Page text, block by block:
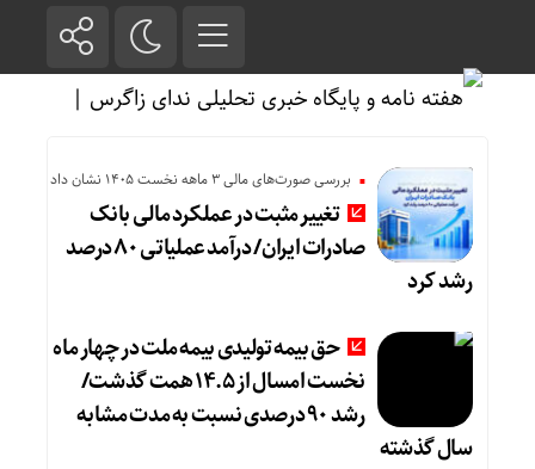
بررسی صورت‌های مالی 3 ماهه نخست 1405 نشان داد
تغییر مثبت در عملکرد مالی بانک
صادرات ایران/ درآمد عملیاتی ۸۰ درصد
رشد کرد
حق بیمه تولیدی بیمه ملت در چهار ماه
نخست امسال از ۱۴.۵ همت گذشت/
رشد ۹۰ درصدی نسبت به مدت مشابه
سال گذشته